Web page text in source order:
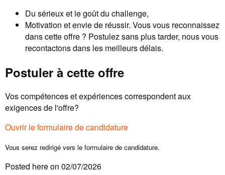
Du sérieux et le goût du challenge,
Motivation et envie de réussir. Vous vous reconnaissez
dans cette offre ? Postulez sans plus tarder, nous vous
recontactons dans les meilleurs délais.
Postuler à cette offre
Vos compétences et expériences correspondent aux
exigences de l'offre?
Ouvrir le formulaire de candidature
Vous serez redirigé vers le formulaire de candidature.
Posted here on 02/07/2026